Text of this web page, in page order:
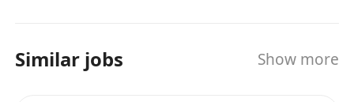
2)Holy聖潔￭Home家庭(林前7:14;啟21:3,7)的家
庭。 關注和關懷香港的離婚男/女問題，與離異婚姻
Similar jobs Show more